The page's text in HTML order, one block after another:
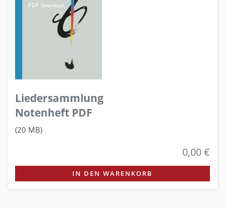
Liedersammlung
Notenheft PDF
(20 MB)
0,00 €
IN DEN WARENKORB